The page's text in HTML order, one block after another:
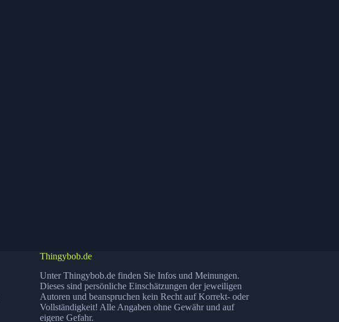
Thingybob.de
Unter Thingybob.de finden Sie Infos und Meinungen.
Dieses sind persönliche Einschätzungen der jeweiligen
Autoren und beanspruchen kein Recht auf Korrekt- oder
Vollständigkeit! Alle Angaben ohne Gewähr und auf
eigene Gefahr.